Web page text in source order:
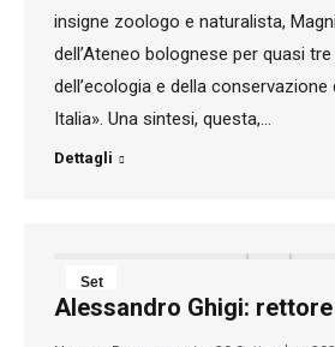
insigne zoologo e naturalista,
dell’Ateneo bolognese per quasi
dell’ecologia e della conservazione
Italia». Una sintesi, questa,…
Dettagli
Set
20
Alessandro Ghigi: